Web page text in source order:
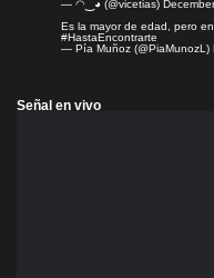
— ◠⁠‿⁠◕ (@vicetias)
Es la mayor de edad, pero
#HastaEncontrarte
— Pía Muñoz (@PiaMunozL)
Señal en vivo